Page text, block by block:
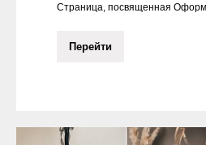
Страница, посвященная
Перейти